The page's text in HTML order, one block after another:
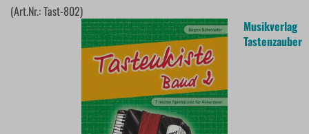
(Art.Nr.:Tast-802)
Musikverlag
Tastenzauber